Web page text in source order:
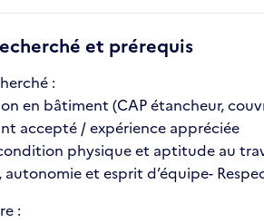
et prérequis
:
en bâtiment (CAP étancheur,
accepté / expérience appréciée
physique et aptitude au
autonomie et esprit d’équipe-
: